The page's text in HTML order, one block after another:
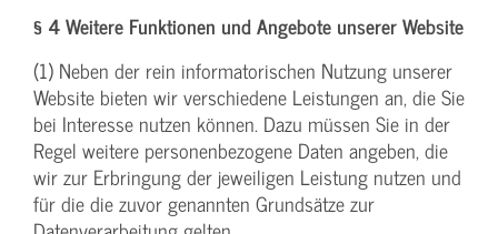
§ 4 Weitere Funktionen und Angebote unserer Website
(1) Neben der rein informatorischen Nutzung unserer
Website bieten wir verschiedene Leistungen an, die Sie
bei Interesse nutzen können. Dazu müssen Sie in der
Regel weitere personenbezogene Daten angeben, die
wir zur Erbringung der jeweiligen Leistung nutzen und
für die die zuvor genannten Grundsätze zur